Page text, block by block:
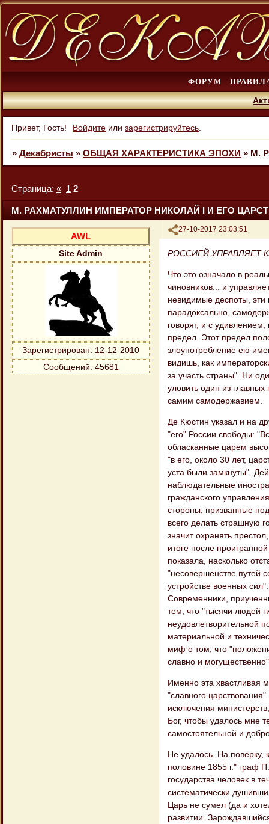
ФОРУМ
Привет, Гость! Войдите илизарегистрируйтесь
» Декабристы » ОБЩАЯ ХАРАКТЕРИСТИКА ЭПОХИ » М.
М. РАХМАТУЛЛИН ИМПЕРАТОР НИКОЛАЙ I И ЕГО
Страница: « 1 2
Поделиться
27-10-2017 23:03:51
AWL
Site Admin
Зарегистрирован: 12-12-2010
Сообщений: 45681
РОССИЕЙ УПРАВЛЯЕТ
Что это означало в
чиновников... и
невидимые деспоты, эти
парадоксально,
говорят, и с
предел. Этот предел
злоупотребление ею
видишь, как
за участь страны". Ни
уловить один из
самим самодержавием.
Де Кюстин указал и на
"его" России свободы:
обласканные царем
"в его, около 30 лет,
уста были замкнуты".
наблюдательные
гражданского
стороны, призванные
всего делать страшную
значит охранять
итоге после
показала, насколько
"несовершенстве путей
устройстве военных
Современники,
тем, что "тысячи людей
неудовлетворительной
материальной и
миф о том, что
славно и
Именно эта хвастливая
"славного
исключения
Бог, чтобы удалось мне
самостоятельной и
Не удалось. На поверку,
половине 1855 г." граф
государства человек в
систематически
Царь не сумел (да и
развитии.